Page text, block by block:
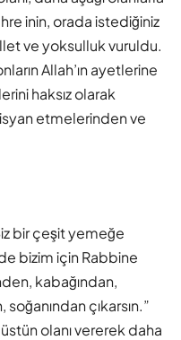
inin, orada istediğiniz
ve yoksulluk vuruldu.
Allah’ın ayetlerine
haksız olarak
etmelerinden ve
bir çeşit yemeğe
bizim için Rabbine
kabağından,
çıkarsın.”
olanı vererek daha